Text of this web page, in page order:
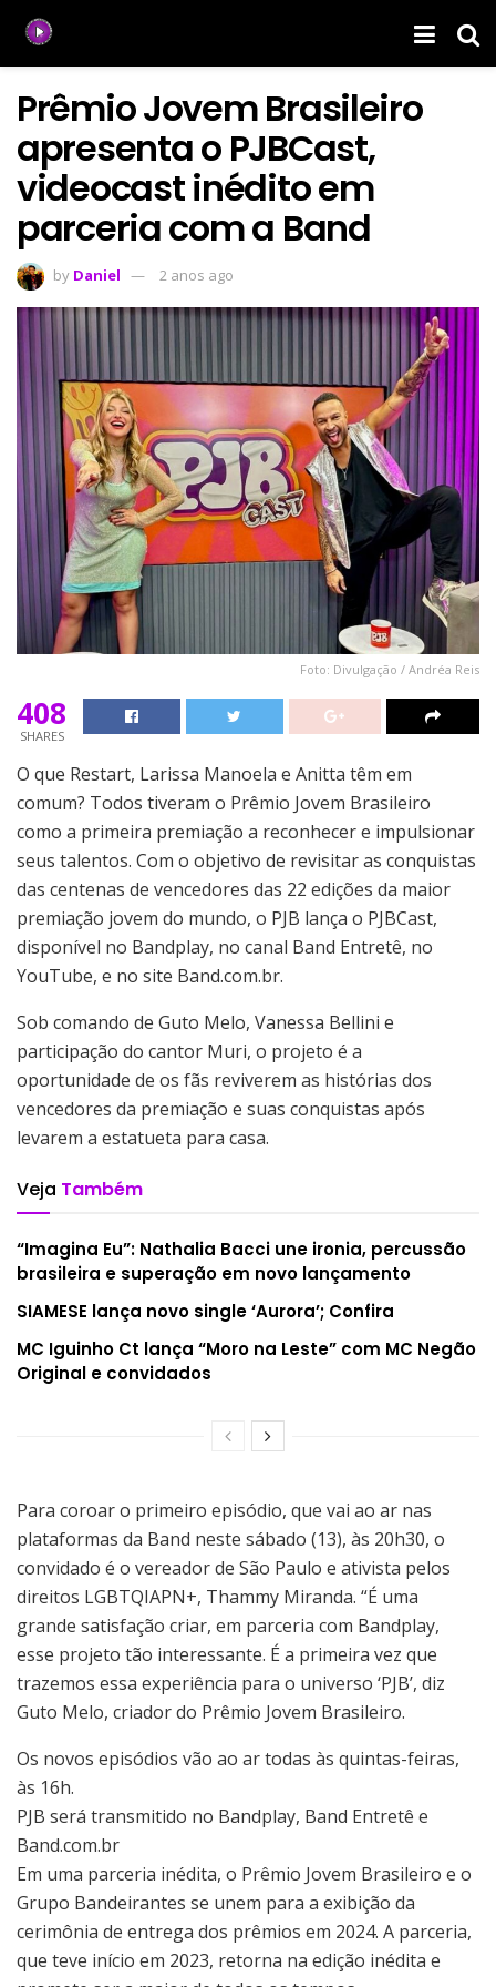
Prêmio Jovem Brasileiro
apresenta o PJBCast,
videocast inédito em
parceria com a Band
by Daniel 2 anos ago
Foto: Divulgação / Andréa Reis
408
SHARES
O que Restart, Larissa Manoela e Anitta têm em
comum? Todos tiveram o Prêmio Jovem Brasileiro
como a primeira premiação a reconhecer e impulsionar
seus talentos. Com o objetivo de revisitar as conquistas
das centenas de vencedores das 22 edições da maior
premiação jovem do mundo, o PJB lança o PJBCast,
disponível no Bandplay, no canal Band Entretê, no
YouTube, e no site Band.com.br.
Sob comando de Guto Melo, Vanessa Bellini e
participação do cantor Muri, o projeto é a
oportunidade de os fãs reviverem as histórias dos
vencedores da premiação e suas conquistas após
levarem a estatueta para casa.
Veja Também
“Imagina Eu”: Nathalia Bacci une ironia, percussão
brasileira e superação em novo lançamento
SIAMESE lança novo single ‘Aurora’; Confira
MC Iguinho Ct lança “Moro na Leste” com MC Negão
Original e convidados
Para coroar o primeiro episódio, que vai ao ar nas
plataformas da Band neste sábado (13), às 20h30, o
convidado é o vereador de São Paulo e ativista pelos
direitos LGBTQIAPN+, Thammy Miranda. “É uma
grande satisfação criar, em parceria com Bandplay,
esse projeto tão interessante. É a primeira vez que
trazemos essa experiência para o universo ‘PJB’, diz
Guto Melo, criador do Prêmio Jovem Brasileiro.
Os novos episódios vão ao ar todas às quintas-feiras,
às 16h.
PJB será transmitido no Bandplay, Band Entretê e
Band.com.br
Em uma parceria inédita, o Prêmio Jovem Brasileiro e o
Grupo Bandeirantes se unem para a exibição da
cerimônia de entrega dos prêmios em 2024. A parceria,
que teve início em 2023, retorna na edição inédita e